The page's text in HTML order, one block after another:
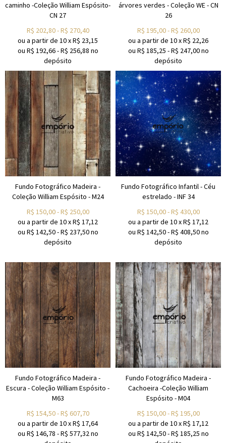
caminho -Coleção William Espósito-
CN 27
R$ 202,80-R$ 270,40
ou a partir de 10xR$ 23,15
ou R$ 192,66-R$ 256,88 no
depósito
árvores verdes - Coleção WE - CN
26
R$ 195,00-R$ 260,00
ou a partir de 10xR$ 22,26
ou R$ 185,25 -R$ 247,00no
depósito
Fundo Fotográfico Madeira -
Coleção William Espósito - M24
R$ 150,00-R$ 250,00
ou a partir de 10xR$ 17,12
ou R$ 142,50-R$ 237,50no
depósito
Fundo Fotográfico Infantil - Céu
estrelado - INF 34
R$ 150,00-R$ 430,00
ou a partir de 10xR$ 17,12
ou R$ 142,50-R$ 408,50no
depósito
Fundo Fotográfico Madeira -
Escura - Coleção William Espósito -
M63
R$ 154,50-R$ 607,70
ou a partir de 10xR$ 17,64
ou R$ 146,78 -R$ 577,32no
Fundo Fotográfico Madeira -
Cachoeira -Coleção William
Espósito - M04
R$ 150,00-R$ 195,00
ou a partir de 10xR$ 17,12
ou R$ 142,50-R$ 185,25 no